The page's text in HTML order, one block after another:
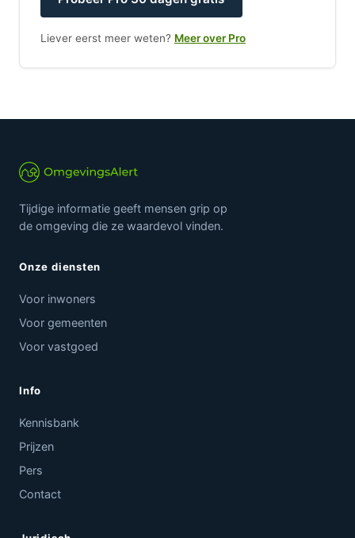
Liever eerst meer weten? Meer over Pro
Tijdige informatie geeft mensen grip op
de omgeving die ze waardevol vinden.
Onze diensten
Voor inwoners
Voor gemeenten
Voor vastgoed
Info
Kennisbank
Prijzen
Pers
Contact